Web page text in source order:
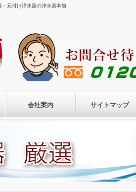
元付け浄水器の浄水器本舗
会社案内 サイトマップ